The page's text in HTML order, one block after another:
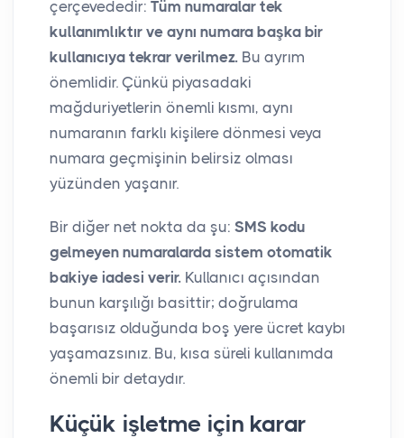
çerçevededir: Tüm numaralar tek
kullanımlıktır ve aynı numara başka bir
kullanıcıya tekrar verilmez. Bu ayrım
önemlidir. Çünkü piyasadaki
mağduriyetlerin önemli kısmı, aynı
numaranın farklı kişilere dönmesi veya
numara geçmişinin belirsiz olması
yüzünden yaşanır.
Bir diğer net nokta da şu: SMS kodu
gelmeyen numaralarda sistem otomatik
bakiye iadesi verir. Kullanıcı açısından
bunun karşılığı basittir; doğrulama
başarısız olduğunda boş yere ücret kaybı
yaşamazsınız. Bu, kısa süreli kullanımda
önemli bir detaydır.
Küçük işletme için karar